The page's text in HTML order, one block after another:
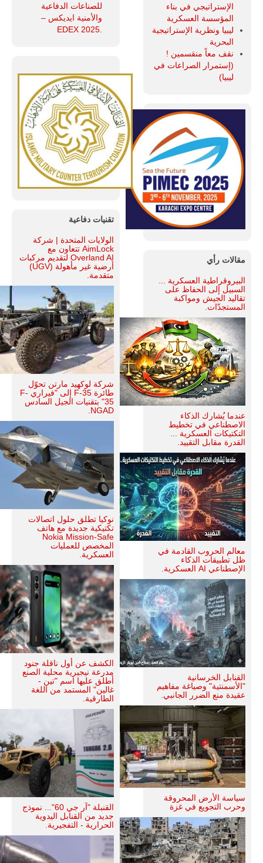
الإستراتيجي في بناء
المؤسسة العسكرية
ليبيا ونظرية الإستراتيجية
البحرية
نقف معاً منقسمين !
(إستمرار الصراعات في
ليبيا)
مقالات رأي
البيروقراطية العسكرية ...
السبيل إلى الحفاظ على
تقاليد الجيش ومواكبة
المستجدّات.
عندما يُشارك الذكاء
الاصطناعي في تخطيط
التكتيكات العسكرية ...
القدرة مقابل التقييد.
معالم الحروب القادمة في
ظل تطبيقات الذكاء
الإصطناعي AI العسكرية.
القنابل الخرسانية
"الأسمنتية" وصياغة مفاهيم
عقيدة منع الضرر الجانبي.
سياسة الأرض المحروقة
وحرب التجويع في غزة
للصناعات الدفاعية
والأمنية ايديكس ‒
تقنيات دفاعية
الولايات المتحدة | شركة
AimLock تتعاون مع
Overland AI لتقديم مركبات
أرضية غير مأهولة (UGV)
متقدمة.
شركة لوكهيد مارتن تحوّل
طائرة F-35 إلى "فيراري F-
35" بتقنيات الجيل السادس
NGAD.
نوكيا تطلق حلول اتصالات
تكتيكية جديدة مع هاتف
Nokia Mission-Safe
المخصص للعمليات
العسكرية.
الكشف عن أول ناقلة جنود
مدرعة نيجيرية محلية الصنع
أطلق عليها اسم "تين -
غالين" المستمد من اللغة
الطارقية.
القنبلة "آر جي 60"... نموذج
جديد من القنابل اليدوية
الحرارية - التفجيرية.